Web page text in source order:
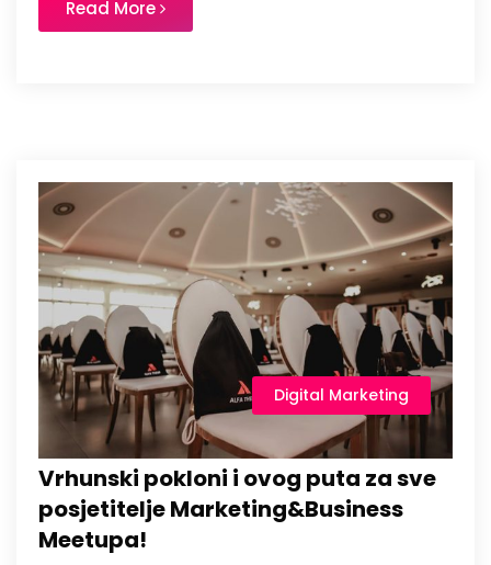
Read More
Digital Marketing
Vrhunski pokloni i ovog puta za sve
posjetitelje Marketing&Business
Meetupa!